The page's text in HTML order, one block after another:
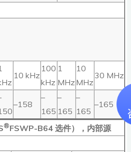
10 kHz
100
kHz
1
MHz
10
MHz
30 MHz
–158
–
165
–
165
–
165
–165
®FSWP-B64 选件），内部源